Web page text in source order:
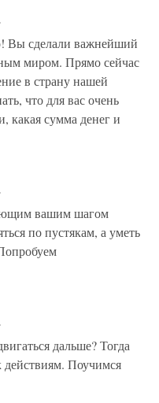
Вы сделали важнейший
миром. Прямо сейчас
в страну нашей
что для вас очень
какая сумма денег и
вашим шагом
по пустякам, а уметь
дальше? Тогда
Поучимся